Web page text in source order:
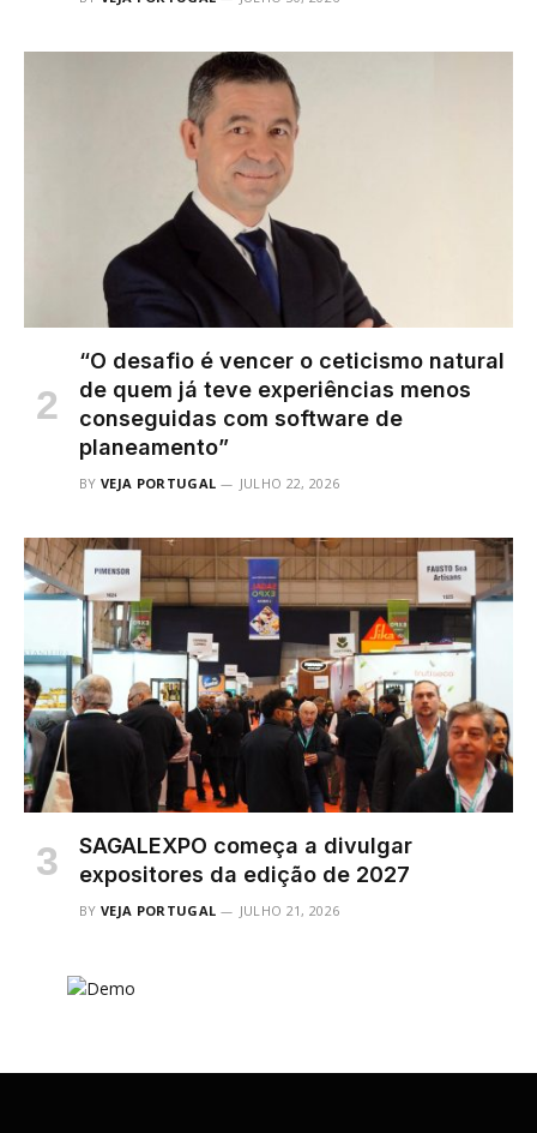
“O desafio é vencer o ceticismo natural
de quem já teve experiências menos
conseguidas com software de
planeamento”
BY VEJA PORTUGAL JULHO 22, 2026
SAGALEXPO começa a divulgar
expositores da edição de 2027
BY VEJA PORTUGAL JULHO 21, 2026